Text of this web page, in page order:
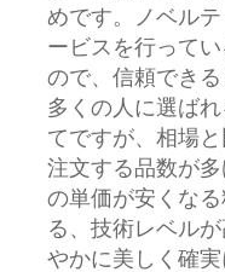
めです。ノベル
ービスを行って
ので、信頼できる
多くの人に選ば
てですが、相場
注文する品数が
の単価が安くな
る、技術レベル
やかに美しく確